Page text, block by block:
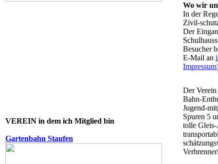
Wo wir
In der
Zivil-
Der
Besucher
E-Mail an
Impressum
VEREIN in dem ich Mitglied bin
Gartenbahn Staufen
Der
Bahn-
Jugend-
Spuren 5
tolle